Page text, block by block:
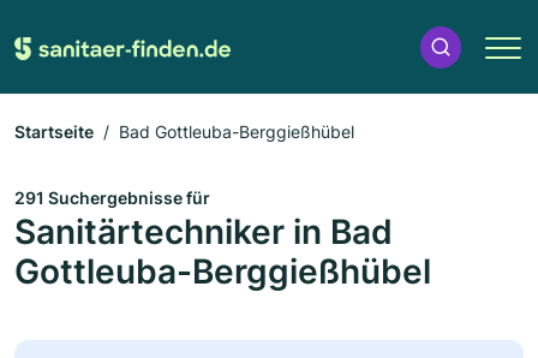
Startseite Bad Gottleuba-Berggießhübel
291 Suchergebnisse für
Sanitärtechniker in Bad
Gottleuba-Berggießhübel